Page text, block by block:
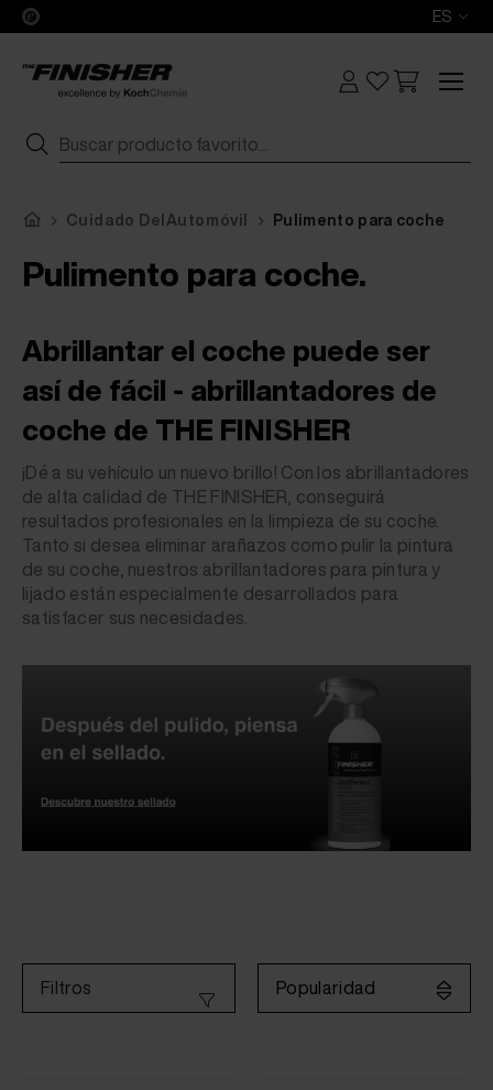
ES
Cuidado DelAutomóvil Pulimento para coche
Pulimento para coche.
Abrillantar el coche puede ser
así de fácil - abrillantadores de
coche de THE FINISHER
¡Dé a su vehículo un nuevo brillo! Con los abrillantadores
de alta calidad de THE FINISHER, conseguirá
resultados profesionales en la limpieza de su coche.
Tanto si desea eliminar arañazos como pulir la pintura
de su coche, nuestros abrillantadores para pintura y
lijado están especialmente desarrollados para
satisfacer sus necesidades.
Popularidad
Filtros